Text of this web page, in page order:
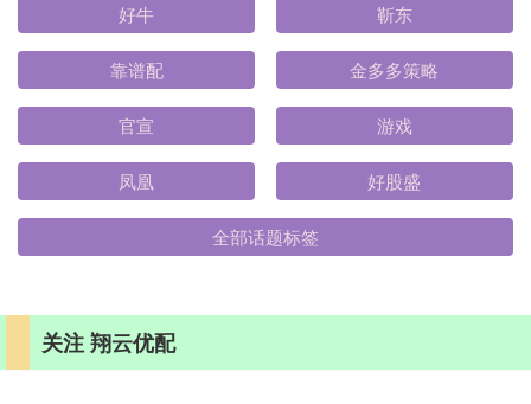
好牛 靳东
靠谱配 金多多策略
官宣 游戏
凤凰 好股盛
全部话题标签
关注 翔云优配